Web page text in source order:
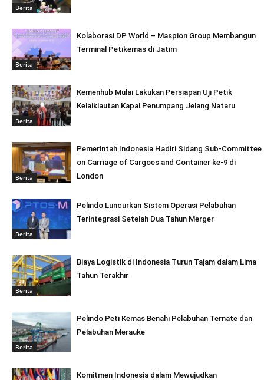
Berita
Berita
Kolaborasi DP World – Maspion Group Membangun
Terminal Petikemas di Jatim
Berita
Kemenhub Mulai Lakukan Persiapan Uji Petik
Kelaiklautan Kapal Penumpang Jelang Nataru
Berita
Pemerintah Indonesia Hadiri Sidang Sub-Committee
on Carriage of Cargoes and Container ke-9 di
London
Berita
Pelindo Luncurkan Sistem Operasi Pelabuhan
Terintegrasi Setelah Dua Tahun Merger
Berita
Biaya Logistik di Indonesia Turun Tajam dalam Lima
Tahun Terakhir
Berita
Pelindo Peti Kemas Benahi Pelabuhan Ternate dan
Pelabuhan Merauke
Komitmen Indonesia dalam Mewujudkan